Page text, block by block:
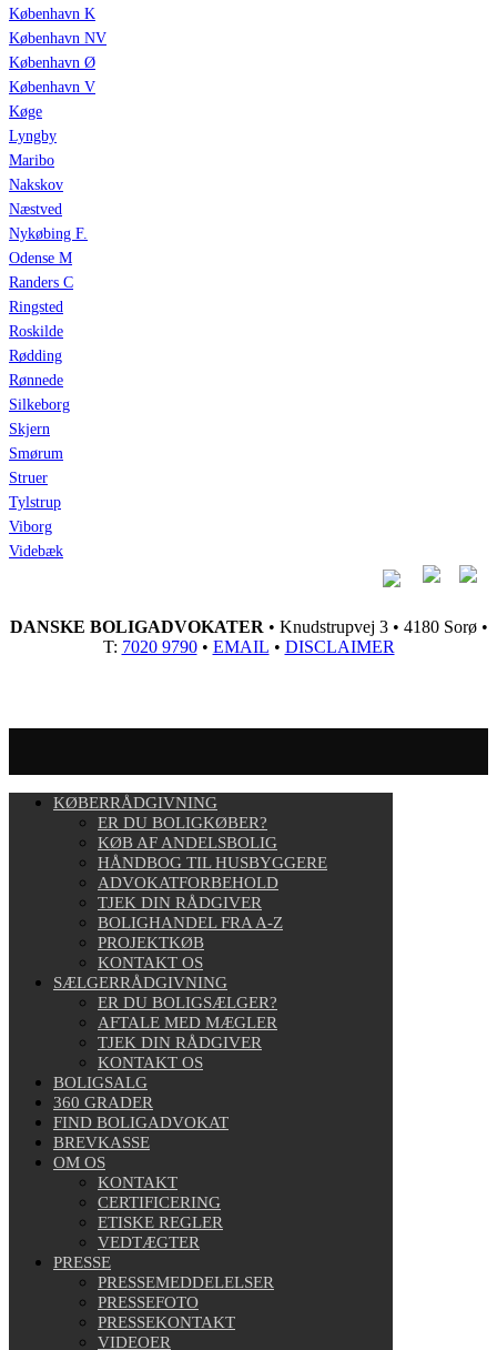
København K
København NV
København Ø
København V
Køge
Lyngby
Maribo
Nakskov
Næstved
Nykøbing F.
Odense M
Randers C
Ringsted
Roskilde
Rødding
Rønnede
Silkeborg
Skjern
Smørum
Struer
Tylstrup
Viborg
Videbæk
DANSKE BOLIGADVOKATER • Knudstrupvej 3 • 4180 Sorø •
T: 7020 9790• EMAIL • DISCLAIMER
KØBERRÅDGIVNING
ER DU BOLIGKØBER?
KØB AF ANDELSBOLIG
HÅNDBOG TIL HUSBYGGERE
ADVOKATFORBEHOLD
TJEK DIN RÅDGIVER
BOLIGHANDEL FRA A-Z
PROJEKTKØB
KONTAKT OS
SÆLGERRÅDGIVNING
ER DU BOLIGSÆLGER?
AFTALE MED MÆGLER
TJEK DIN RÅDGIVER
KONTAKT OS
BOLIGSALG
360 GRADER
FIND BOLIGADVOKAT
BREVKASSE
OM OS
KONTAKT
CERTIFICERING
ETISKE REGLER
VEDTÆGTER
PRESSE
PRESSEMEDDELELSER
PRESSEFOTO
PRESSEKONTAKT
VIDEOER